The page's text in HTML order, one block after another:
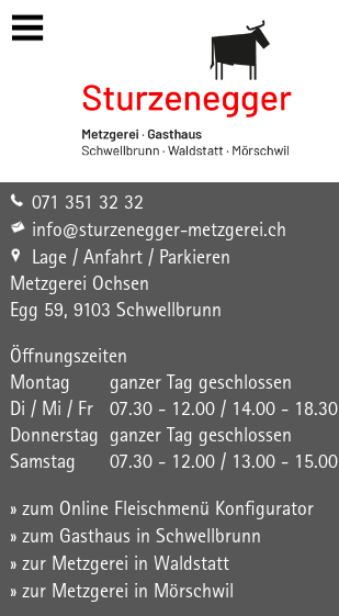
https://www.metzgerei-schwellbrunn.ch/catering
071 351 32 32
info@sturzenegger-metzgerei.ch
Lage / Anfahrt / Parkieren
Metzgerei Ochsen
Egg 59, 9103 Schwellbrunn
Öffnungszeiten
Montag
ganzer Tag geschlossen
Di / Mi / Fr 07.30 - 12.00 / 14.00 - 18.30
Donnerstag
ganzer Tag geschlossen
Samstag
07.30 - 12.00 / 13.00 - 15.00
» zum Online Fleischmenü Konfigurator
» zum Gasthaus in Schwellbrunn
» zur Metzgerei in Waldstatt
» zur Metzgerei in Mörschwil